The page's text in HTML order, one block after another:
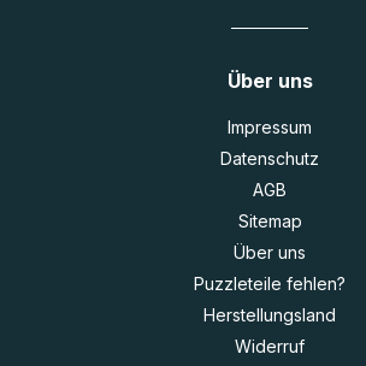
Über uns
Impressum
Datenschutz
AGB
Sitemap
Über uns
Puzzleteile fehlen?
Herstellungsland
Widerruf